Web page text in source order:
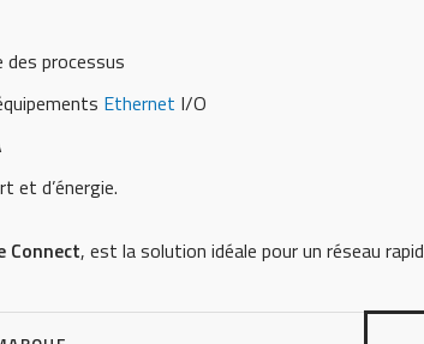
processus
Ethernet I/O
et d’énergie.
Connect, est la solution idéale pour un réseau